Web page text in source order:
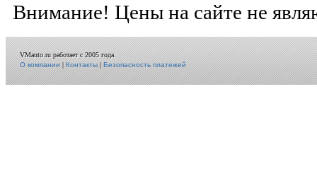
Внимание! Цены на сайте не
VMauto.ru работает с 2005 года.
О компании|Контакты|Безопасность платежей